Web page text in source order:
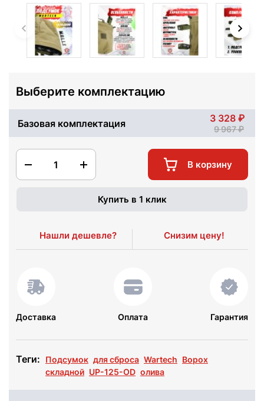
Выберите комплектацию
Базовая комплектация 3 328
9 967
1 В корзину
Купить в 1 клик
Нашли дешевле? Снизим цену!
Доставка Оплата Гарантия
Теги: Подсумок для сброса Wartech Ворох
складной UP-125-OD олива